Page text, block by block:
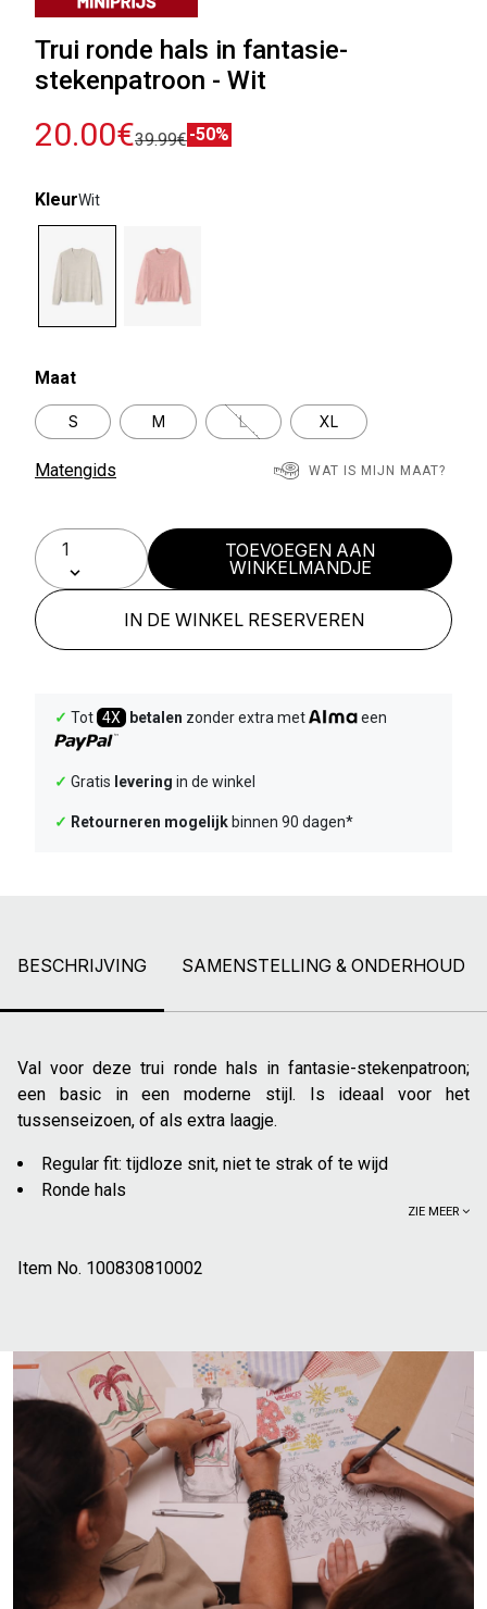
Trui ronde hals in fantasie-
stekenpatroon - Wit
20.00€39.99€-50%
KleurWit
Maat
S M L XL
Matengids WAT IS MIJN MAAT?
TOEVOEGEN AAN
WINKELMANDJE
IN DE WINKEL RESERVEREN
✓ Tot 4X betalen zonder extra met een
✓ Gratis levering in de winkel
✓ Retourneren mogelijk binnen 90 dagen*
BESCHRIJVING SAMENSTELLING & ONDERHOUD
Val voor deze trui ronde hals in fantasie-stekenpatroon;
een basic in een moderne stijl. Is ideaal voor het
tussenseizoen, of als extra laagje.
Regular fit: tijdloze snit, niet te strak of te wijd
Ronde hals
Onderkant en mouweinden afgewerkt in ribboord
80% katoen: biedt elke dag weer zacht en aangenaam
en isolerend tegen de kou in de winter
Deze trui kan eenvoudig gecombineerd worden met ruwe
jeans voor een casual chic look; of met een chinobroek,
voor een meer classy outfit. We kunnen hem combineren
met een hemd met motieven voor een meer uitgesproken
stijl, of alleen dragen voor een minimalistische look.
Het model meet 1m86 en draagt maat L.
ZIE MEER
Item No. 100830810002